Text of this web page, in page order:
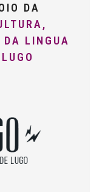
DA
DA LINGUA